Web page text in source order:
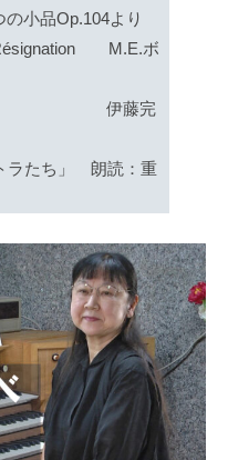
品Op.104より
M.E.ボ
伊藤完
ラたち」 朗読：重